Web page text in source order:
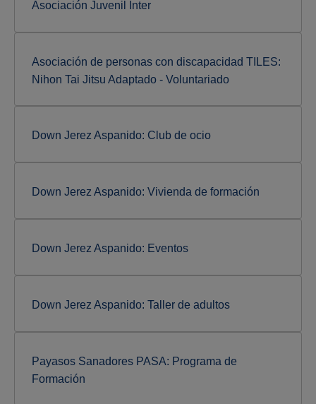
Asociación Juvenil Inter
Asociación de personas con discapacidad TILES:
Nihon Tai Jitsu Adaptado - Voluntariado
Down Jerez Aspanido: Club de ocio
Down Jerez Aspanido: Vivienda de formación
Down Jerez Aspanido: Eventos
Down Jerez Aspanido: Taller de adultos
Payasos Sanadores PASA: Programa de
Formación